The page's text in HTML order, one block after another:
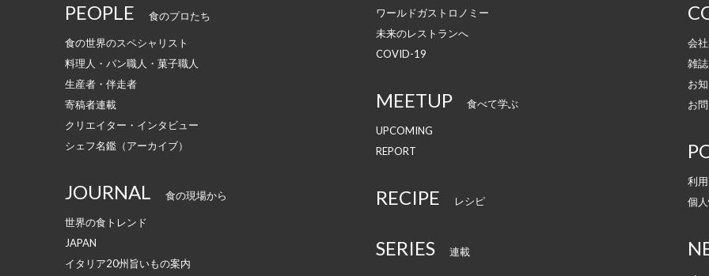
PEOPLE 食のプロたち
食の世界のスペシャリスト
料理人・パン職人・菓子職人
生産者・伴走者
寄稿者連載
クリエイター・インタビュー
シェフ名鑑（アーカイブ）
JOURNAL 食の現場から
世界の食トレンド
JAPAN
イタリア20州旨いもの案内
ワールドガストロノミー
未来のレストランへ
COVID-19
MEETUP 食べて学ぶ
UPCOMING
REPORT
RECIPE レシピ
SERIES 連載
会
雑誌
お
お
利
個